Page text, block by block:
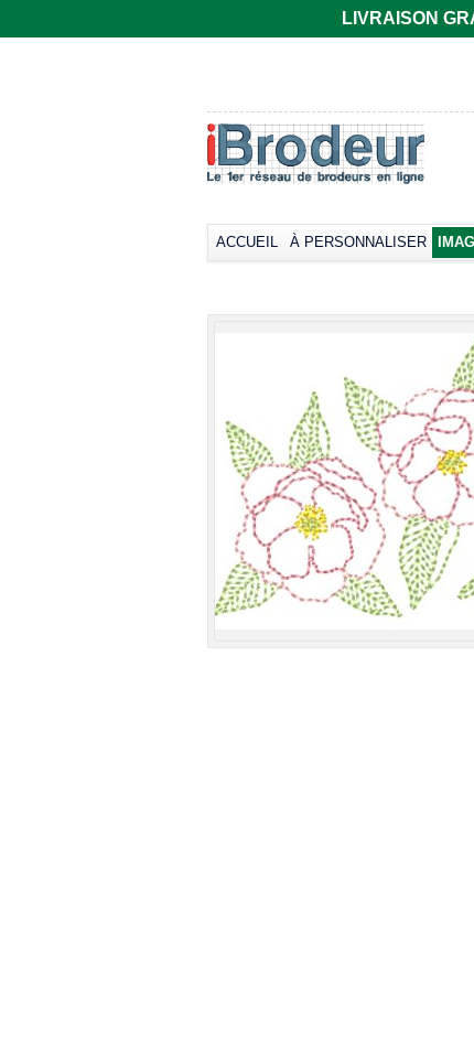
LIVRAISON
ACCUEIL À PERSONNALISER
européenne,
manches courtes
col rond -
Collection LET
*
courtes
Broder dès33,66€
*